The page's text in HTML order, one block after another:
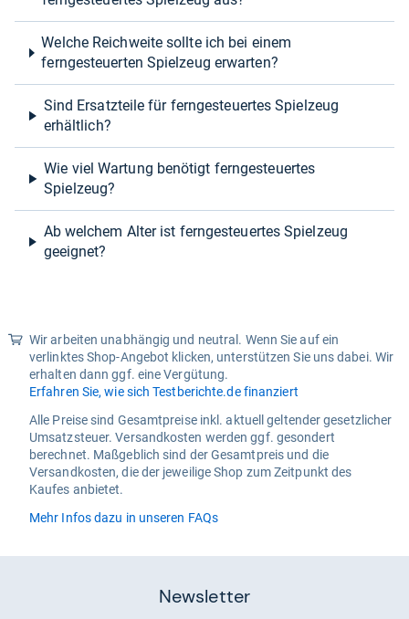
Welche Reichweite sollte ich bei einem
ferngesteuerten Spielzeug erwarten?
Sind Ersatzteile für ferngesteuertes Spielzeug
erhältlich?
Wie viel Wartung benötigt ferngesteuertes
Spielzeug?
Ab welchem Alter ist ferngesteuertes Spielzeug
geeignet?
Wir arbeiten unabhängig und neutral. Wenn Sie auf ein
verlinktes Shop-Angebot klicken, unterstützen Sie uns dabei. Wir
erhalten dann ggf. eine Vergütung.
Erfahren Sie, wie sich Testberichte.de finanziert
Alle Preise sind Gesamtpreise inkl. aktuell geltender gesetzlicher
Umsatzsteuer. Versandkosten werden ggf. gesondert
berechnet. Maßgeblich sind der Gesamtpreis und die
Versandkosten, die der jeweilige Shop zum Zeitpunkt des
Kaufes anbietet.
Mehr Infos dazu in unseren FAQs
Newsletter